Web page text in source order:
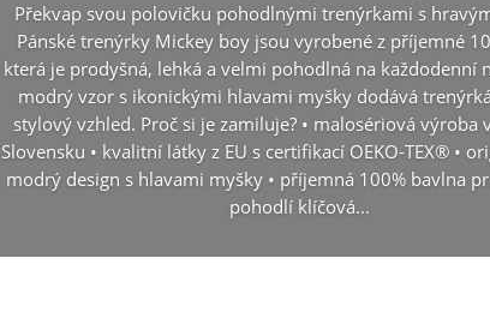
Překvap svou polovičku pohodlnými trenýrkami s
Pánské trenýrky Mickey boy jsou vyrobené z příjemné
která je prodyšná, lehká a velmi pohodlná na každodenní
modrý vzor s ikonickými hlavami myšky dodává
stylový vzhled. Proč si je zamiluje? • malosériová výroba
Slovensku • kvalitní látky z EU s certifikací OEKO-TEX® •
modrý design s hlavami myšky • příjemná 100% bavlna
pohodlí klíčová...